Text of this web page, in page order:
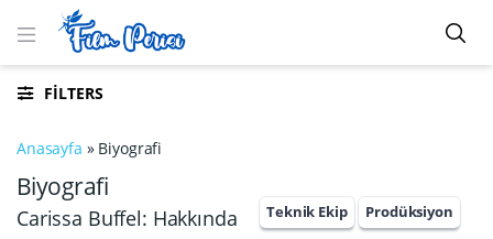
FILTERS
Anasayfa » Biyografi
Biyografi
Carissa Buffel: Hakkında Prodüksiyon
Teknik Ekip